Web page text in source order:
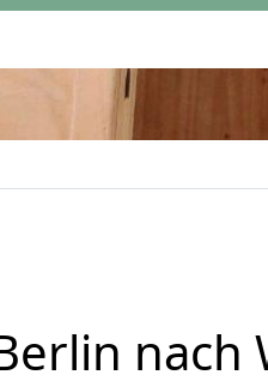
nach